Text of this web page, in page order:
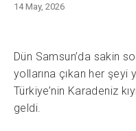
14 May, 2026
Dün Samsun’da sakin
yollarına çıkan her şeyi
Türkiye’nin Karadeniz
geldi.